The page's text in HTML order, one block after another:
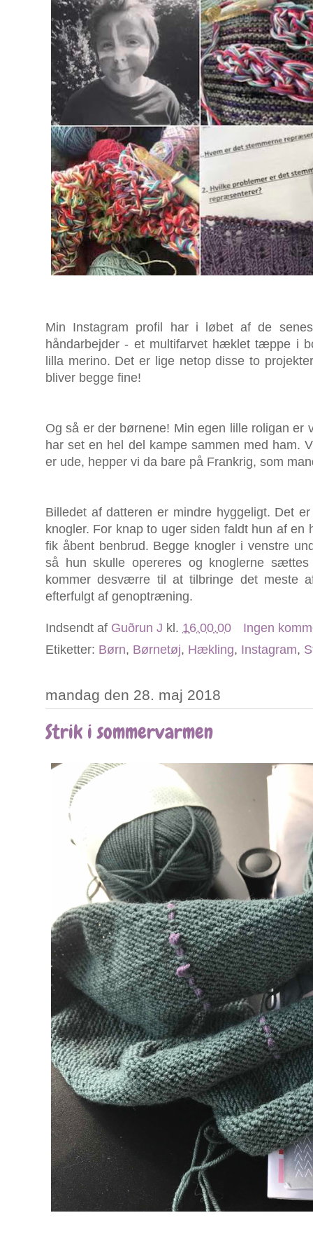
Min Instagram profil har i løbet af de
håndarbejder - et multifarvet hæklet tæppe i
lilla merino. Det er lige netop disse to
bliver begge fine!
Og så er der børnene! Min egen lille roligan
har set en hel del kampe sammen med ham.
er ude, hepper vi da bare på Frankrig, som
Billedet af datteren er mindre hyggeligt. Det
knogler. For knap to uger siden faldt hun af en
fik åbent benbrud. Begge knogler i venstre
så hun skulle opereres og knoglerne
kommer desværre til at tilbringe det meste
efterfulgt af genoptræning.
Indsendt af Guðrun J kl. 16.00.00
Ingen
Etiketter: Børn, Børnetøj, Hækling, Instagram,
mandag den 28. maj 2018
Strik i sommervarmen